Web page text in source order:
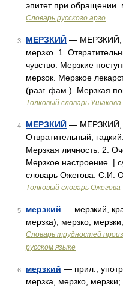
эпитет при обращении.
Словарь русского арго
3 МЕРЗКИЙ — МЕРЗКИЙ,
мерзко. 1.
чувство. Мерзкие
мерзок. Мерзкое
(разг. фам.). Мерзкая
Толковый словарь Ушакова
4 МЕРЗКИЙ — МЕРЗКИЙ,
Отвратительный,
Мерзкая личность. 2.
Мерзкое настроение. |
словарь Ожегова. С.И.
Толковый словарь Ожегова
5 мерзкий — мерзкий,
мерзка), мерзко,
Словарь трудностей
русском языке
6 мерзкий — прил.,
мерзка, мерзко,